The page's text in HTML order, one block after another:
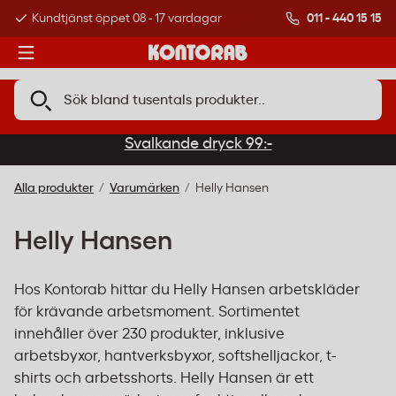
Kundtjänst öppet 08 - 17 vardagar Över 500 000
011 - 440 15 15
Svalkande dryck 99:-
Alla produkter Varumärken Helly Hansen
Helly Hansen
Hos Kontorab hittar du Helly Hansen arbetskläder
för krävande arbetsmoment. Sortimentet
innehåller över 230 produkter, inklusive
arbetsbyxor, hantverksbyxor, softshelljackor, t-
shirts och arbetsshorts. Helly Hansen är ett